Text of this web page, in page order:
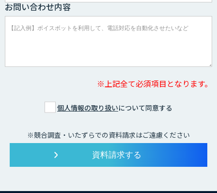
お問い合わせ内容
※上記全て必須項目となります。
個人情報の取り扱いについて同意する
※競合調査・いたずらでの資料請求はご遠慮ください